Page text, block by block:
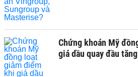
Chứng khoán Mỹ
giá dầu quay đầu tăng